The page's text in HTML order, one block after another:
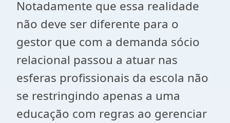
Notadamente que essa realidade
não deve ser diferente para o
gestor que com a demanda sócio
relacional passou a atuar nas
esferas profissionais da escola não
se restringindo apenas a uma
educação com regras ao gerenciar